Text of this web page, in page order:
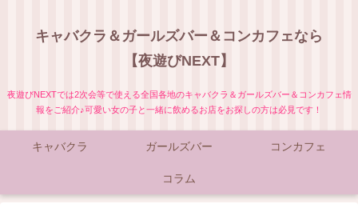
キャバクラ＆ガールズバー＆コンカフェなら
【夜遊びNEXT】
夜遊びNEXTでは2次会等で使える全国各地のキャバクラ＆ガールズバー＆コンカフェ情
報をご紹介♪可愛い女の子と一緒に飲めるお店をお探しの方は必見です！
キャバクラ ガールズバー コンカフェ
コラム